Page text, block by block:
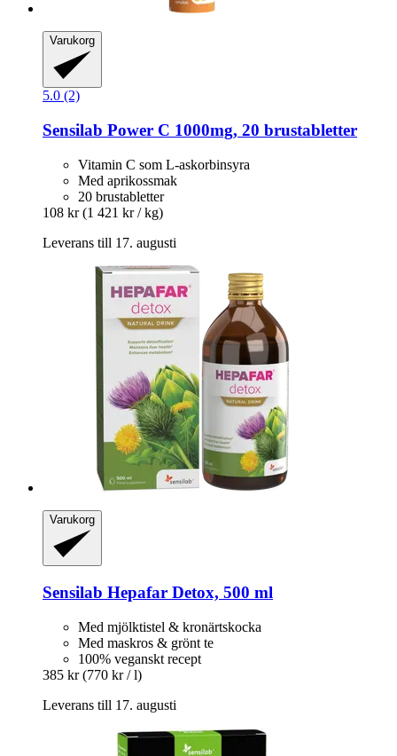
Varukorg
5.0 (2)
Sensilab Power C 1000mg, 20 brustabletter
Vitamin C som L-askorbinsyra
Med aprikossmak
20 brustabletter
108 kr (1 421 kr / kg)
Leverans till 17. augusti
Varukorg
Sensilab Hepafar Detox, 500 ml
Med mjölktistel & kronärtskocka
Med maskros & grönt te
100% veganskt recept
385 kr (770 kr / l)
Leverans till 17. augusti